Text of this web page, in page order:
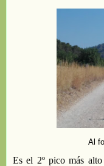
Al
Esel 2º pico más